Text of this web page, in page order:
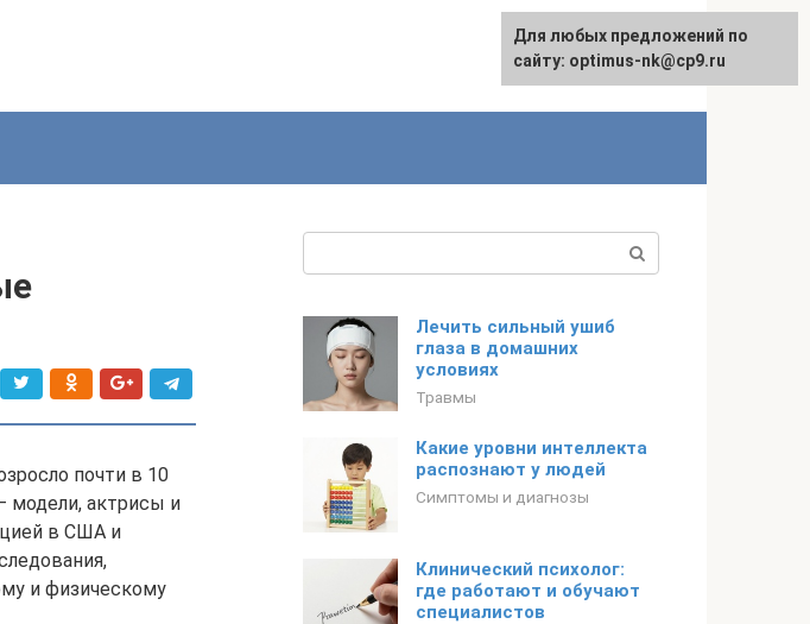
English
почти в 10
модели, актрисы и
в США и
и физическому
Лечить сильный ушиб
глаза в домашних
условиях
Травмы
Какие уровни интеллекта
распознают у людей
Симптомы и диагнозы
Клинический психолог:
где работают и обучают
специалистов
Для любых предложений по
сайту: optimus-nk@cp9.ru